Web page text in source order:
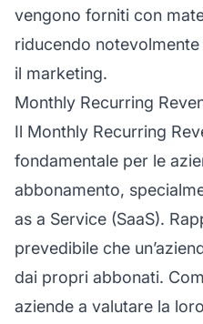
vengono forniti con
riducendo
il marketing.
Monthly Recurring
Il Monthly Recurring
fondamentale per le
abbonamento,
as a Service (SaaS).
prevedibile che
dai propri abbonati.
aziende a valutare la